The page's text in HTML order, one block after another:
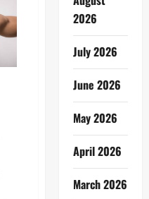
2026
July 2026
June 2026
May 2026
April 2026
March 2026